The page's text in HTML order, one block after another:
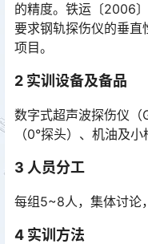
的精度。铁运〔2006
要求钢轨探伤仪的垂直
项目。󠅅󠅃󠄵󠅂󠄪󠇖󠆨󠆨󠇕󠆞󠆒󠅬󠇘󠆭󠆘󠇙󠆝󠅵󠇗󠆭󠆁󠄐󠇗󠅹󠅸󠇖󠆍󠅳󠇖󠅹󠅰󠇖󠆌󠅹
2 实训设备及备品
数字式超声波探伤仪
（0°探头）、机油及
3 人员分工
每组5~8人，集体讨论
4 实训方法